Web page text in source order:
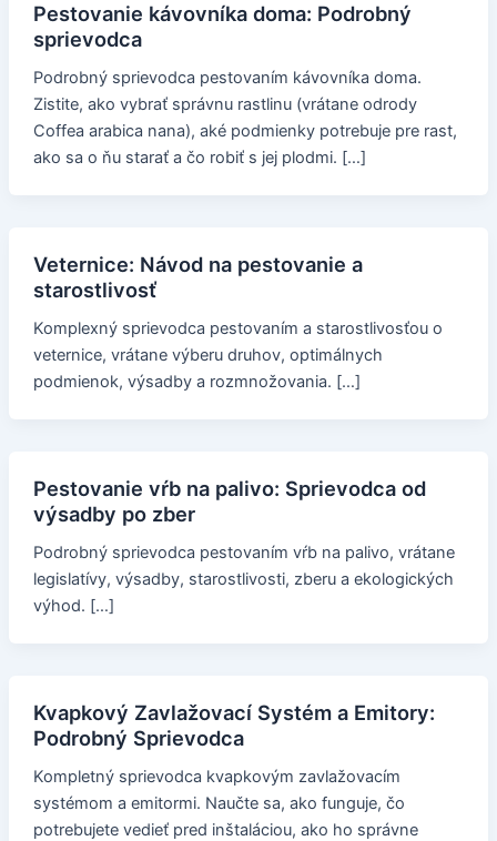
Pestovanie kávovníka doma: Podrobný
sprievodca
Podrobný sprievodca pestovaním kávovníka doma.
Zistite, ako vybrať správnu rastlinu (vrátane odrody
Coffea arabica nana), aké podmienky potrebuje pre rast,
ako sa o ňu starať a čo robiť s jej plodmi. […]
Veternice: Návod na pestovanie a
starostlivosť
Komplexný sprievodca pestovaním a starostlivosťou o
veternice, vrátane výberu druhov, optimálnych
podmienok, výsadby a rozmnožovania. […]
Pestovanie vŕb na palivo: Sprievodca od
výsadby po zber
Podrobný sprievodca pestovaním vŕb na palivo, vrátane
legislatívy, výsadby, starostlivosti, zberu a ekologických
výhod. […]
Kvapkový Zavlažovací Systém a Emitory:
Podrobný Sprievodca
Kompletný sprievodca kvapkovým zavlažovacím
systémom a emitormi. Naučte sa, ako funguje, čo
potrebujete vedieť pred inštaláciou, ako ho správne